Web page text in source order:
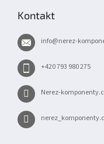
Kontakt
info@nerez-
+420 793 980 275
Nerez-